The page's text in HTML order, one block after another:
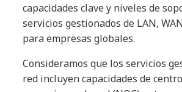
capacidades clave y niveles de
servicios gestionados de LAN,
para empresas globales.
Consideramos que los servicios
red incluyen capacidades de